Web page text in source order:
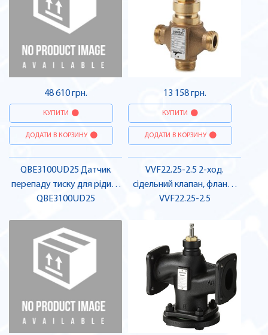
48 610 грн.
КУПИТИ
ДОДАТИ В КОРЗИНУ
13 158 грн.
КУПИТИ
ДОДАТИ В КОРЗИНУ
QBE3100UD25 Датчик
перепаду тиску для рідин і
газів | SIEMENS
QBE3100UD25
VVF22.25-2.5 2-ход.
сідельний клапан, фланц.,
PN 6, DN25, kvs 2.5 |
VVF22.25-2.5